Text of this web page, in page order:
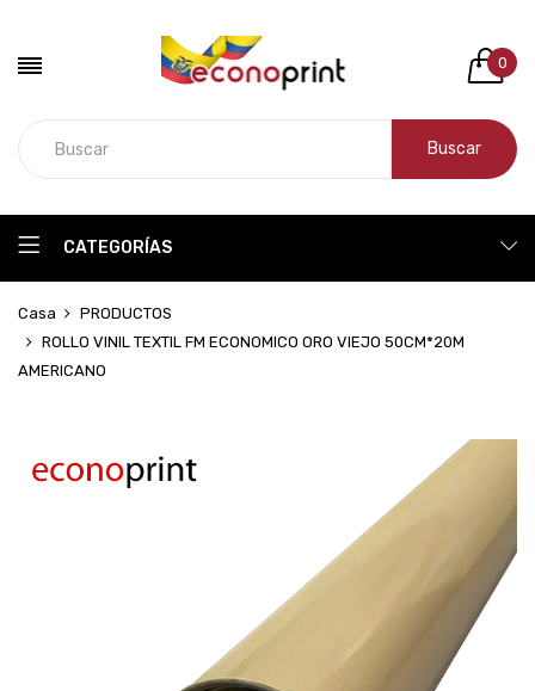
0
Buscar
CATEGORÍAS
Casa
PRODUCTOS
ROLLO VINIL TEXTIL FM ECONOMICO ORO VIEJO 50CM*20M
AMERICANO